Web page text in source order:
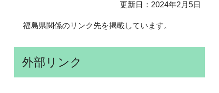
更新日：2024年2月5日
福島県関係のリンク先を掲載しています。
外部リンク